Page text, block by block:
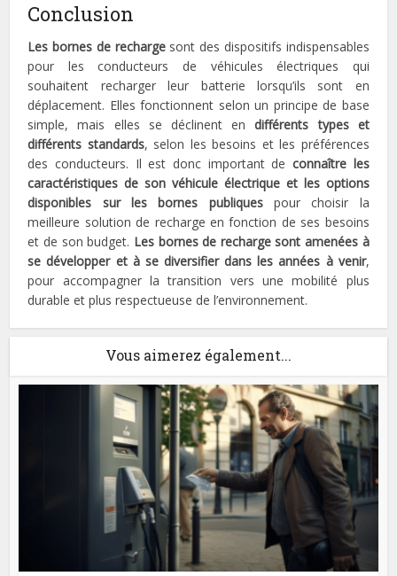
Conclusion
Les bornes de rechargesont des dispositifs indispensables
pour les conducteurs de véhicules électriques qui
souhaitent recharger leur batterie lorsqu’ils sont en
déplacement. Elles fonctionnent selon un principe de base
simple, mais elles se déclinent endifférents types et
différents standards, selon les besoins et les préférences
des conducteurs. Il est donc important deconnaître les
caractéristiques de son véhicule électrique et les options
disponibles sur les bornes publiquespour choisir la
meilleure solution de recharge en fonction de ses besoins
et de son budget. Les bornes de recharge sont amenées à
se développer et à se diversifier dans les années à venir,
pour accompagner la transition vers une mobilité plus
durable et plus respectueuse de l’environnement.
Vous aimerez également...